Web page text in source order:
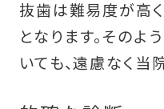
抜歯は難易度が高
となります。そのよ
いても、遠慮なく当